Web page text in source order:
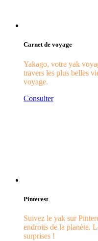
Carnet de voyage
Yakago, votre yak
travers les plus belles
voyage.
Consulter
Pinterest
Suivez le yak sur
endroits de la planète.
surprises !